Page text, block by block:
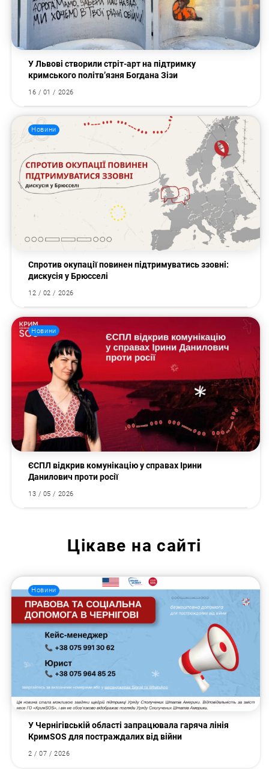
Пошук за запитом:
У Львові створили стріт-арт на підтримку
кримського політв’язня Богдана Зізи
16 / 01 / 2026
Новини
Спротив окупації повинен підтримуватись ззовні:
дискусія у Брюсселі
12 / 02 / 2026
Новини
ЄСПЛ відкрив комунікацію у справах Ірини
Данилович проти росії
13 / 05 / 2026
Цікаве на сайті
Новини
У Чернігівській області запрацювала гаряча лінія
КримSOS для постраждалих від війни
2 / 07 / 2026